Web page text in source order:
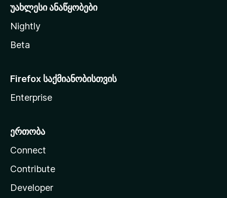
უახლესი ანაწყობები
Nightly
Beta
Firefox საქმიანობისთვის
Enterprise
ერთობა
Connect
Contribute
Developer